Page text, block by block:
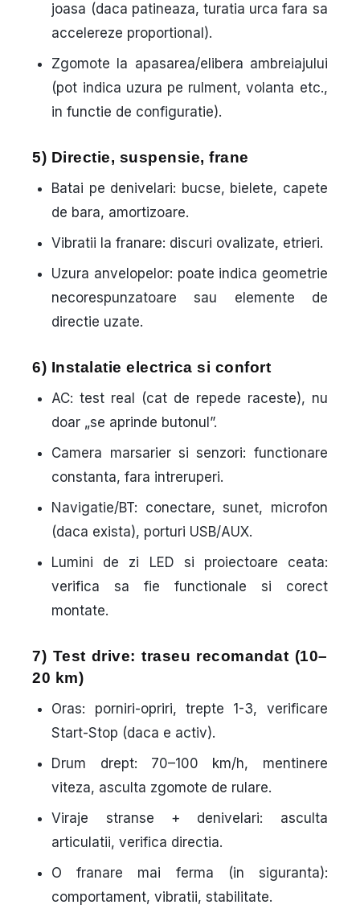
joasa (daca patineaza, turatia urca fara sa
accelereze proportional).
Zgomote la apasarea/elibera ambreiajului
(pot indica uzura pe rulment, volanta etc.,
in functie de configuratie).
5) Directie, suspensie, frane
Batai pe denivelari: bucse, bielete, capete
de bara, amortizoare.
Vibratii la franare: discuri ovalizate, etrieri.
Uzura anvelopelor: poate indica geometrie
necorespunzatoare sau elemente de
directie uzate.
6) Instalatie electrica si confort
AC: test real (cat de repede raceste), nu
doar „se aprinde butonul”.
Camera marsarier si senzori: functionare
constanta, fara intreruperi.
Navigatie/BT: conectare, sunet, microfon
(daca exista), porturi USB/AUX.
Lumini de zi LED si proiectoare ceata:
verifica sa fie functionale si corect
montate.
7) Test drive: traseu recomandat (10–
20 km)
Oras: porniri-opriri, trepte 1-3, verificare
Start-Stop (daca e activ).
Drum drept: 70–100 km/h, mentinere
viteza, asculta zgomote de rulare.
Viraje stranse + denivelari: asculta
articulatii, verifica directia.
O franare mai ferma (in siguranta):
comportament, vibratii, stabilitate.